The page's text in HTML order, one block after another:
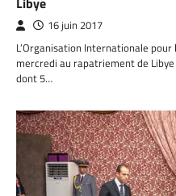
16 juin 2017
L’Organisation Internationale
mercredi au rapatriement de
dont 5…